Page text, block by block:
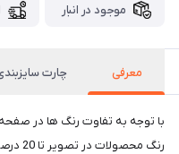
موجود در انبار
معرفی چارت
با توجه به تفاوت رنگ ها در
رنگ محصولات در تصویر تا 20 درصد با واقعیت متفاوت باشد